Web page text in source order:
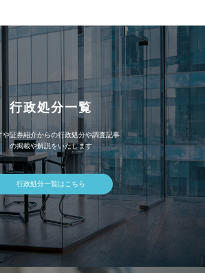
行政処分一覧
や証券紹介からの行政処分や調査記事
の掲載や解説をいたします
行政処分一覧はこちら